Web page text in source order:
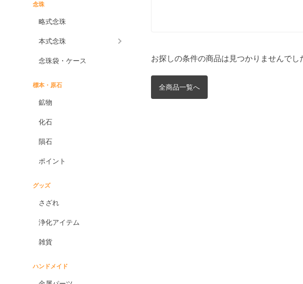
念珠
略式念珠
本式念珠
念珠袋・ケース
標本・原石
鉱物
化石
隕石
ポイント
グッズ
さざれ
浄化アイテム
雑貨
ハンドメイド
お探しの条件の商品は見つかりませんでし
全商品一覧へ